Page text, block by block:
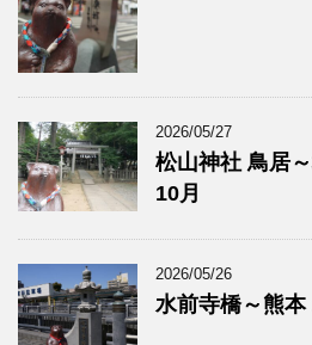
2026/05/27
松山神社 鳥居
10月
2026/05/26
水前寺橋～熊本